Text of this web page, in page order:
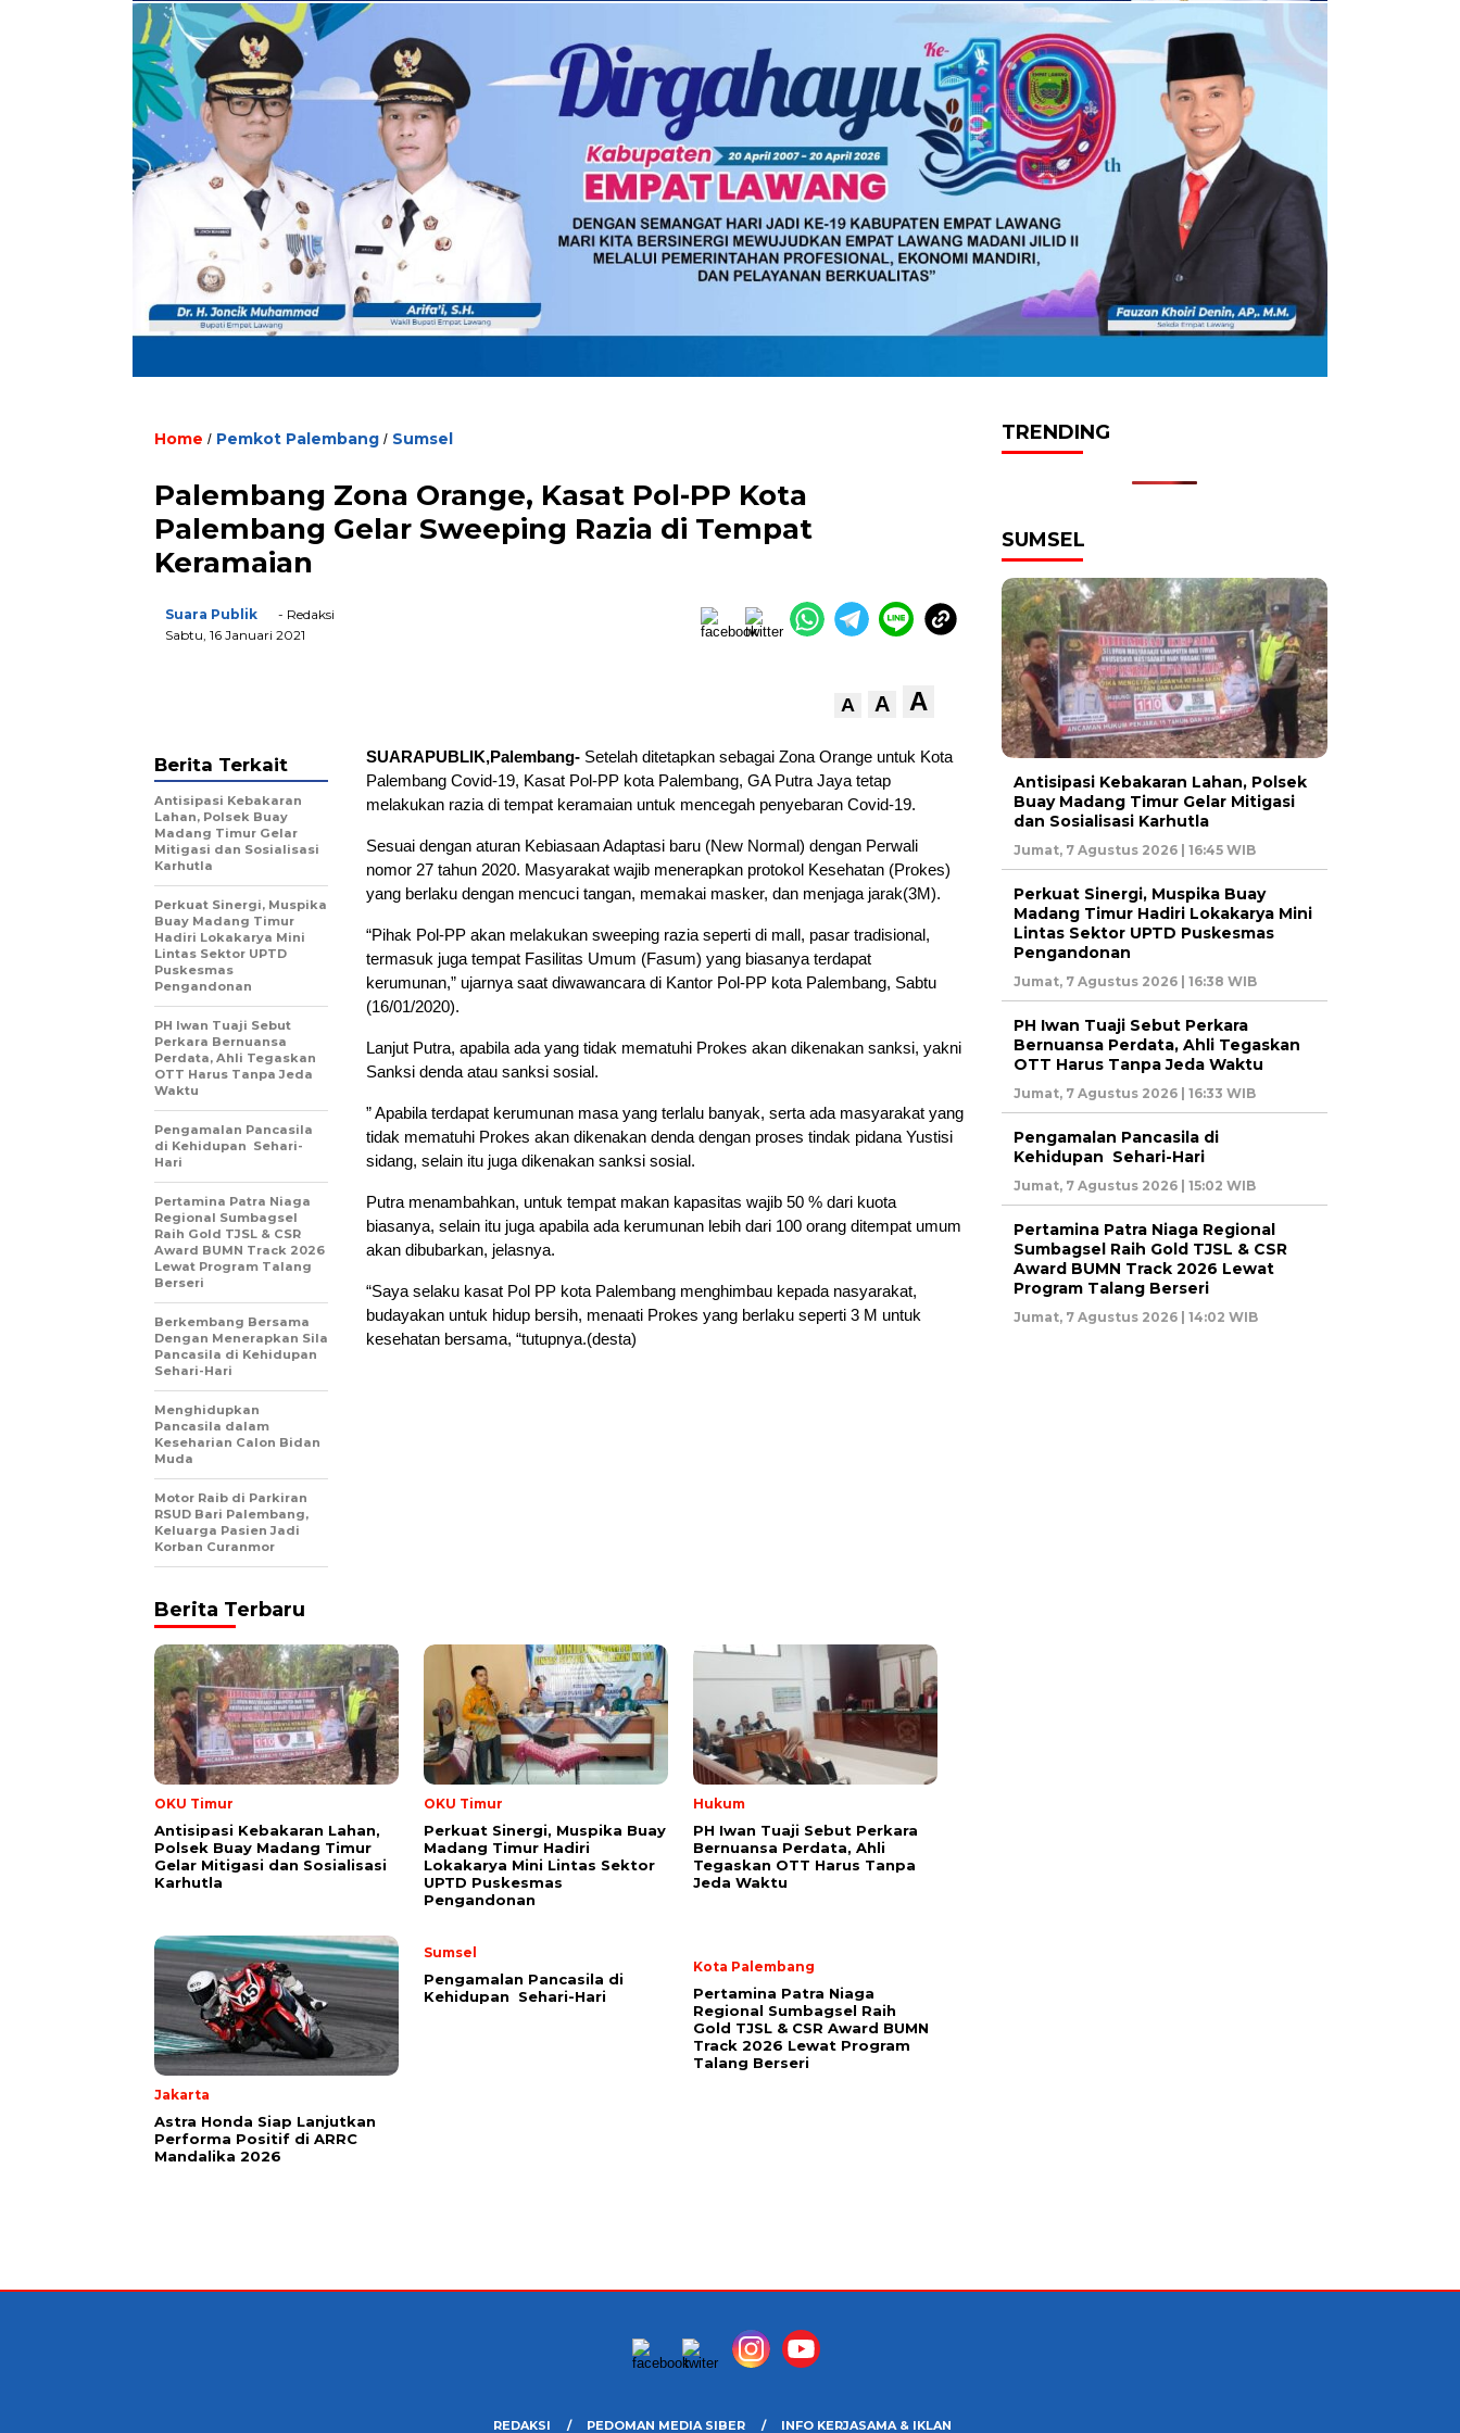
Home / Pemkot Palembang / Sumsel
Palembang Zona Orange, Kasat Pol-PP Kota
Palembang Gelar Sweeping Razia di Tempat
Keramaian
Suara Publik
- Redaksi
Sabtu, 16 Januari 2021
A A A
SUARAPUBLIK,Palembang- Setelah ditetapkan sebagai Zona Orange untuk Kota
Palembang Covid-19, Kasat Pol-PP kota Palembang, GA Putra Jaya tetap
melakukan razia di tempat keramaian untuk mencegah penyebaran Covid-19.
Sesuai dengan aturan Kebiasaan Adaptasi baru (New Normal) dengan Perwali
nomor 27 tahun 2020. Masyarakat wajib menerapkan protokol Kesehatan (Prokes)
yang berlaku dengan mencuci tangan, memakai masker, dan menjaga jarak(3M).
“Pihak Pol-PP akan melakukan sweeping razia seperti di mall, pasar tradisional,
termasuk juga tempat Fasilitas Umum (Fasum) yang biasanya terdapat
kerumunan,” ujarnya saat diwawancara di Kantor Pol-PP kota Palembang, Sabtu
(16/01/2020).
Lanjut Putra, apabila ada yang tidak mematuhi Prokes akan dikenakan sanksi, yakni
Sanksi denda atau sanksi sosial.
” Apabila terdapat kerumunan masa yang terlalu banyak, serta ada masyarakat yang
tidak mematuhi Prokes akan dikenakan denda dengan proses tindak pidana Yustisi
sidang, selain itu juga dikenakan sanksi sosial.
Putra menambahkan, untuk tempat makan kapasitas wajib 50 % dari kuota
biasanya, selain itu juga apabila ada kerumunan lebih dari 100 orang ditempat umum
akan dibubarkan, jelasnya.
“Saya selaku kasat Pol PP kota Palembang menghimbau kepada nasyarakat,
budayakan untuk hidup bersih, menaati Prokes yang berlaku seperti 3 M untuk
kesehatan bersama, “tutupnya.(desta)
Berita Terkait
Antisipasi Kebakaran
Lahan, Polsek Buay
Madang Timur Gelar
Mitigasi dan Sosialisasi
Karhutla
Perkuat Sinergi, Muspika
Buay Madang Timur
Hadiri Lokakarya Mini
Lintas Sektor UPTD
Puskesmas
Pengandonan
PH Iwan Tuaji Sebut
Perkara Bernuansa
Perdata, Ahli Tegaskan
OTT Harus Tanpa Jeda
Waktu
Pengamalan Pancasila
di Kehidupan Sehari-
Hari
Pertamina Patra Niaga
Regional Sumbagsel
Raih Gold TJSL & CSR
Award BUMN Track 2026
Lewat Program Talang
Berseri
Berkembang Bersama
Dengan Menerapkan Sila
Pancasila di Kehidupan
Sehari-Hari
Menghidupkan
Pancasila dalam
Keseharian Calon Bidan
Muda
Motor Raib di Parkiran
RSUD Bari Palembang,
Keluarga Pasien Jadi
Korban Curanmor
Berita Terbaru
OKU Timur
Antisipasi Kebakaran Lahan,
Polsek Buay Madang Timur
Gelar Mitigasi dan Sosialisasi
Karhutla
OKU Timur
Perkuat Sinergi, Muspika Buay
Madang Timur Hadiri
Lokakarya Mini Lintas Sektor
UPTD Puskesmas
Pengandonan
Hukum
PH Iwan Tuaji Sebut Perkara
Bernuansa Perdata, Ahli
Tegaskan OTT Harus Tanpa
Jeda Waktu
Jakarta
Astra Honda Siap Lanjutkan
Performa Positif di ARRC
Mandalika 2026
Sumsel
Pengamalan Pancasila di
Kehidupan Sehari-Hari
Kota Palembang
Pertamina Patra Niaga
Regional Sumbagsel Raih
Gold TJSL & CSR Award BUMN
Track 2026 Lewat Program
Talang Berseri
TRENDING
SUMSEL
Antisipasi Kebakaran Lahan, Polsek
Buay Madang Timur Gelar Mitigasi
dan Sosialisasi Karhutla
Jumat, 7 Agustus 2026 | 16:45 WIB
Perkuat Sinergi, Muspika Buay
Madang Timur Hadiri Lokakarya Mini
Lintas Sektor UPTD Puskesmas
Pengandonan
Jumat, 7 Agustus 2026 | 16:38 WIB
PH Iwan Tuaji Sebut Perkara
Bernuansa Perdata, Ahli Tegaskan
OTT Harus Tanpa Jeda Waktu
Jumat, 7 Agustus 2026 | 16:33 WIB
Pengamalan Pancasila di
Kehidupan Sehari-Hari
Jumat, 7 Agustus 2026 | 15:02 WIB
Pertamina Patra Niaga Regional
Sumbagsel Raih Gold TJSL & CSR
Award BUMN Track 2026 Lewat
Program Talang Berseri
Jumat, 7 Agustus 2026 | 14:02 WIB
REDAKSI PEDOMAN MEDIA SIBER INFO KERJASAMA & IKLAN